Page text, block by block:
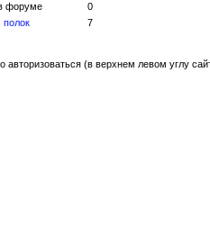
форуме
0
полок
7
(в верхнем левом углу